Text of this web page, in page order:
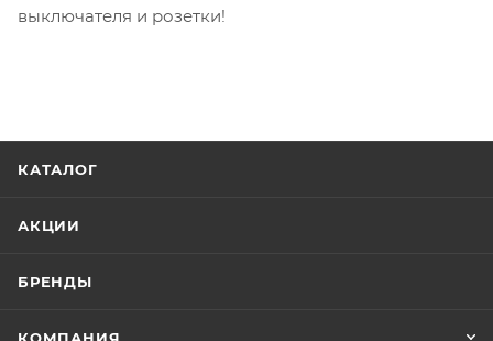
выключателя и розетки!
КАТАЛОГ
АКЦИИ
БРЕНДЫ
КОМПАНИЯ